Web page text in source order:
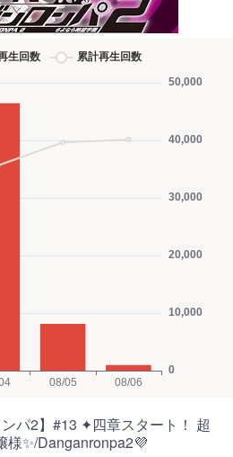
ンパ2】#13 ✦四章スタート！ 超
様✨/Danganronpa2💜